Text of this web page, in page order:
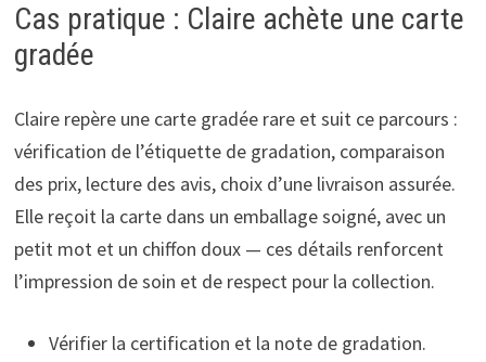
Cas pratique : Claire achète une carte
gradée
Claire repère une carte gradée rare et suit ce parcours :
vérification de l’étiquette de gradation, comparaison
des prix, lecture des avis, choix d’une livraison assurée.
Elle reçoit la carte dans un emballage soigné, avec un
petit mot et un chiffon doux — ces détails renforcent
l’impression de soin et de respect pour la collection.
Vérifier la certification et la note de gradation.